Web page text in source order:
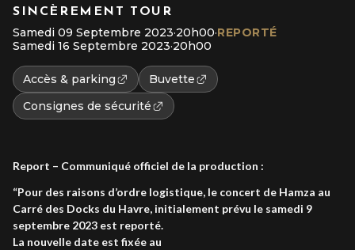
SINCÈREMENT TOUR
Samedi 09 Septembre 2023·20h00·REPORTÉ
Samedi 16 Septembre 2023·20h00
Accès & parking
Buvette
Consignes de sécurité
Report – Communiqué officiel de la production :
“Pour des raisons d’ordre logistique, le concert de Hamza au
Carré des Docks du Havre, initialement prévu le samedi 9
septembre 2023 est reporté.
La nouvelle date est fixée au